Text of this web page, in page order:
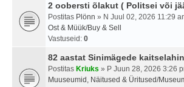
2 oobersti õlakut ( Politsei või
Postitas Plönn » N Juul 02, 2026 11:29
Ost & Müük/Buy & Sell
Vastuseid: 0
82 aastat Sinimägede
Postitas Kriuks » P Juun 28, 2026 3:26
Muuseumid, Näitused & Üritused/